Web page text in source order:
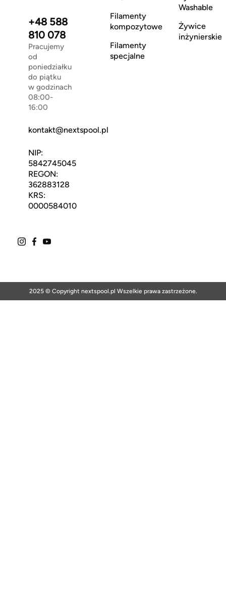
+48 588
810 078
Pracujemy
od
poniedziałku
do piątku
w godzinach
08:00-
16:00
kontakt@nextspool.pl
NIP:
5842745045
REGON:
362883128
KRS:
0000584010
Filamenty
kompozytowe
Filamenty
specjalne
Washable
Żywice
inżynierskie